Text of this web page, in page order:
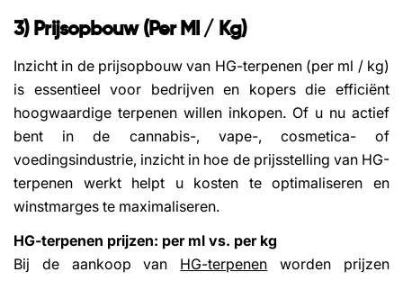
3) Prijsopbouw (per Ml / Kg)
Inzicht in de prijsopbouw van HG-terpenen (per ml / kg)
is essentieel voor bedrijven en kopers die efficiënt
hoogwaardige terpenen willen inkopen. Of u nu actief
bent in de cannabis-, vape-, cosmetica- of
voedingsindustrie, inzicht in hoe de prijsstelling van HG-
terpenen werkt helpt u kosten te optimaliseren en
winstmarges te maximaliseren.
HG-terpenen prijzen: per ml vs. per kg
Bij de aankoop van HG-terpenen worden prijzen